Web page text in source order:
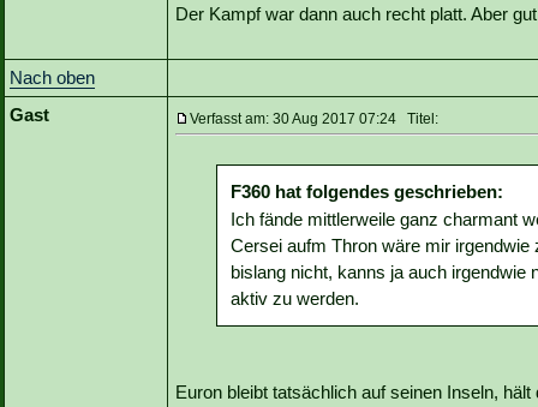
Der Kampf war dann auch recht platt. Aber
Nach oben
Gast
Verfasst am: 30 Aug 2017 07:24 Titel:
F360 hat folgendes geschrieben:
Ich fände mittlerweile ganz charmant
Cersei aufm Thron wäre mir
bislang nicht, kanns ja auch irgendwie
aktiv zu werden.
Euron bleibt tatsächlich auf seinen Inseln,